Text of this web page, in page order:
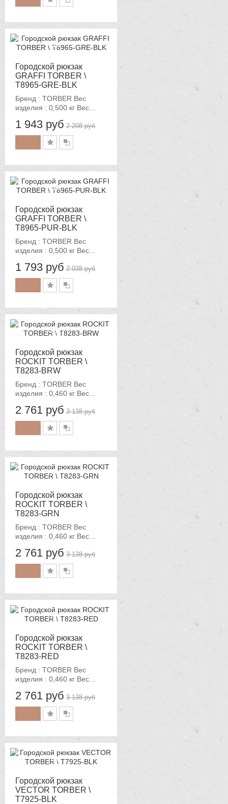
Городской рюкзак
GRAFFI TORBER \
T8965-GRE-BLK
Бренд : TORBER Вес
изделия : 0,500 кг Вес...
1 943 руб
-12%
2 208 руб
Городской рюкзак
GRAFFI TORBER \
T8965-PUR-BLK
Бренд : TORBER Вес
изделия : 0,500 кг Вес...
1 793 руб
-12%
2 038 руб
Городской рюкзак
ROCKIT TORBER \
T8283-BRW
Бренд : TORBER Вес
изделия : 0,460 кг Вес...
2 761 руб
-12%
3 138 руб
Городской рюкзак
ROCKIT TORBER \
T8283-GRN
Бренд : TORBER Вес
изделия : 0,460 кг Вес...
2 761 руб
-12%
3 138 руб
Городской рюкзак
ROCKIT TORBER \
T8283-RED
Бренд : TORBER Вес
изделия : 0,460 кг Вес...
2 761 руб
-12%
3 138 руб
Городской рюкзак
VECTOR TORBER \
T7925-BLK
-12%